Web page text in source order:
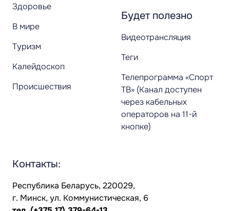
Здоровье
В мире
Туризм
Калейдоскоп
Происшествия
Будет полезно
Видеотрансляция
Теги
Телепрограмма «Спорт
ТВ» (Канал доступен
через кабельных
операторов на 11-й
кнопке)
Контакты:
Республика Беларусь, 220029,
г. Минск, ул. Коммунистическая, 6